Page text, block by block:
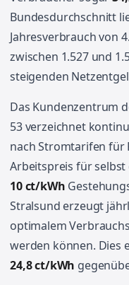
Bundesdurchschnitt
Jahresverbrauch von
zwischen 1.527 und
steigenden
Das Kundenzentrum
53 verzeichnet
nach Stromtarifen für
Arbeitspreis für
10 ct/kWh
Stralsund erzeugt
optimalem
werden können. Dies
24,8 ct/kWh